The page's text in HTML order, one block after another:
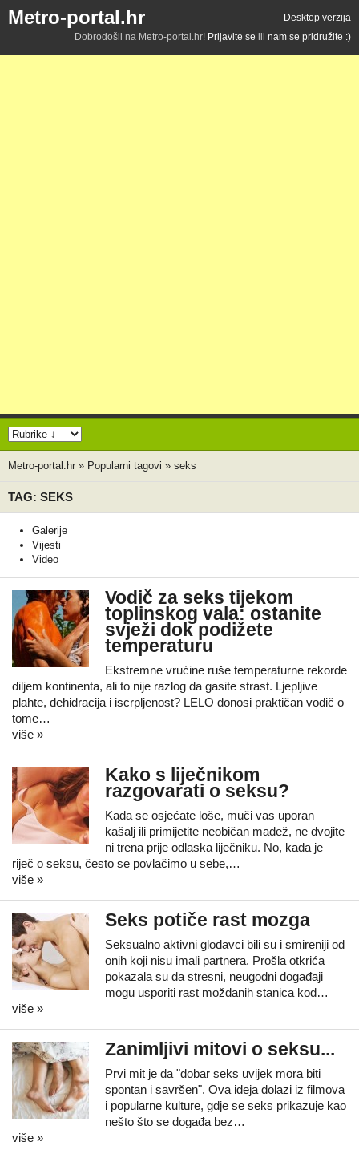
Metro-portal.hr
Desktop verzija
Dobrodošli na Metro-portal.hr! Prijavite se ili nam se pridružite :)
Metro-portal.hr » Popularni tagovi » seks
TAG: SEKS
Galerije
Vijesti
Video
Vodič za seks tijekom
toplinskog vala: ostanite
svježi dok podižete
temperaturu
Ekstremne vrućine ruše temperaturne rekorde
diljem kontinenta, ali to nije razlog da gasite strast. Ljepljive
plahte, dehidracija i iscrpljenost? LELO donosi praktičan vodič o
tome…
više »
Kako s liječnikom
razgovarati o seksu?
Kada se osjećate loše, muči vas uporan
kašalj ili primijetite neobičan madež, ne dvojite
ni trena prije odlaska liječniku. No, kada je
riječ o seksu, često se povlačimo u sebe,…
više »
Seks potiče rast mozga
Seksualno aktivni glodavci bili su i smireniji od
onih koji nisu imali partnera. Prošla otkrića
pokazala su da stresni, neugodni događaji
mogu usporiti rast moždanih stanica kod…
više »
Zanimljivi mitovi o seksu...
Prvi mit je da "dobar seks uvijek mora biti
spontan i savršen". Ova ideja dolazi iz filmova
i popularne kulture, gdje se seks prikazuje kao
nešto što se događa bez…
više »